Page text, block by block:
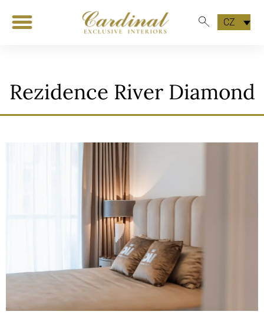
CZ
Rezidence River Diamond